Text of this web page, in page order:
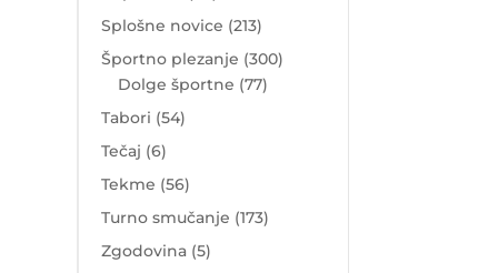
Splošne novice (213)
Športno plezanje (300)
Dolge športne (77)
Tabori (54)
Tečaj (6)
Tekme (56)
Turno smučanje (173)
Zgodovina(5)